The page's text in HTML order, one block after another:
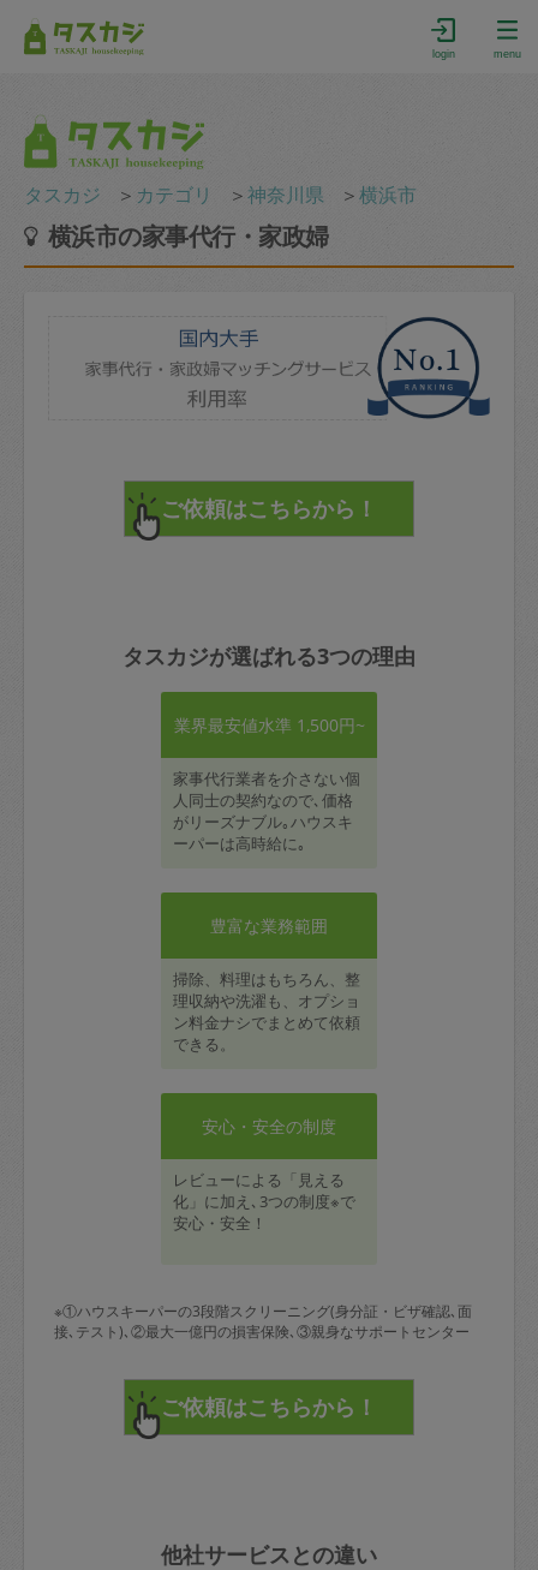
login menu
タスカジ ＞ カテゴリ ＞神奈川県 ＞横浜市
横浜市の家事代行・家政婦
タスカジが選ばれる3つの理由
業界最安値水準 1,500円~
家事代行業者を介さない個
人同士の契約なので､価格
がリーズナブル｡ハウスキ
ーパーは高時給に｡
豊富な業務範囲
掃除、料理はもちろん、整
理収納や洗濯も、オプショ
ン料金ナシでまとめて依頼
できる。
安心・安全の制度
レビューによる「見える
化」に加え､3つの制度※で
安心・安全！
※①ハウスキーパーの3段階スクリーニング(身分証・ビザ確認､面
接､テスト)､②最大一億円の損害保険､③親身なサポートセンター
他社サービスとの違い